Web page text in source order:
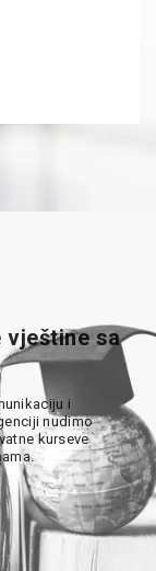
sa
i
nudimo
kurseve